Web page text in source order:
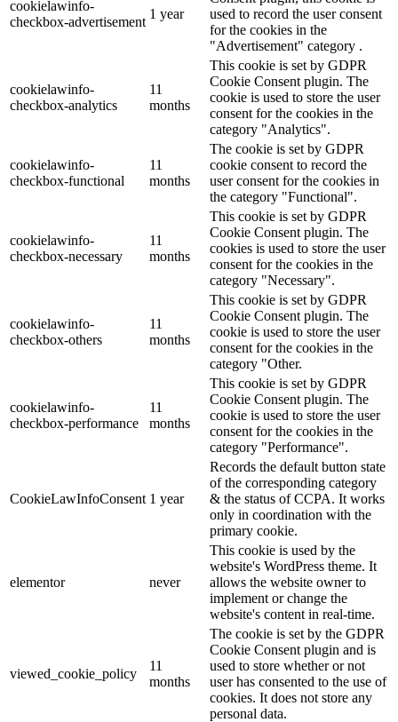
cookielawinfo-
checkbox-advertisement
1 year
used to record the user consent
for the cookies in the
"Advertisement" category .
cookielawinfo-
checkbox-analytics
11
months
This cookie is set by GDPR
Cookie Consent plugin. The
cookie is used to store the user
consent for the cookies in the
category "Analytics".
cookielawinfo-
checkbox-functional
11
months
The cookie is set by GDPR
cookie consent to record the
user consent for the cookies in
the category "Functional".
cookielawinfo-
checkbox-necessary
11
months
This cookie is set by GDPR
Cookie Consent plugin. The
cookies is used to store the user
consent for the cookies in the
category "Necessary".
cookielawinfo-
checkbox-others
11
months
This cookie is set by GDPR
Cookie Consent plugin. The
cookie is used to store the user
consent for the cookies in the
category "Other.
cookielawinfo-
checkbox-performance
11
months
This cookie is set by GDPR
Cookie Consent plugin. The
cookie is used to store the user
consent for the cookies in the
category "Performance".
CookieLawInfoConsent 1 year
Records the default button state
of the corresponding category
& the status of CCPA. It works
only in coordination with the
primary cookie.
elementor never
This cookie is used by the
website's WordPress theme. It
allows the website owner to
implement or change the
website's content in real-time.
viewed_cookie_policy
11
months
The cookie is set by the GDPR
Cookie Consent plugin and is
used to store whether or not
user has consented to the use of
cookies. It does not store any
personal data.